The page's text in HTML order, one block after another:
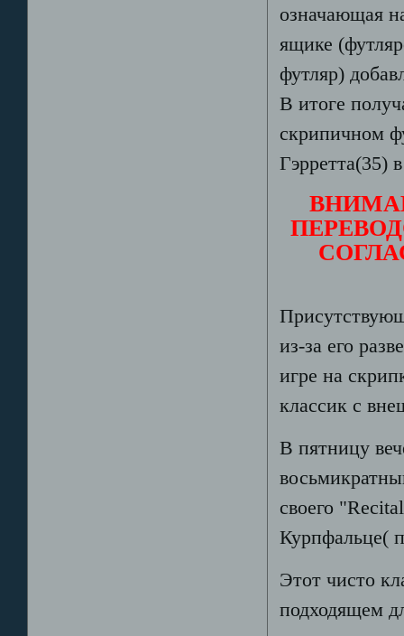
означающая
ящике
футляр)
В итоге
скрипичном
Гэрретта(35)
из-за его
игре на
классик с
В пятницу
своего
Курпфальце(
Этот чисто
подходящем